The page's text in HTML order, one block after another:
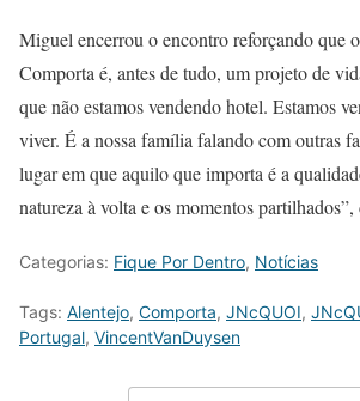
Miguel encerrou o encontro reforçando que
Comporta é, antes de tudo, um projeto de
que não estamos vendendo hotel. Estamos
viver. É a nossa família falando com outras
lugar em que aquilo que importa é a
natureza à volta e os momentos
Categorias: Fique Por Dentro, Notícias
Tags: Alentejo, Comporta, JNcQUOI,
Portugal, VincentVanDuysen